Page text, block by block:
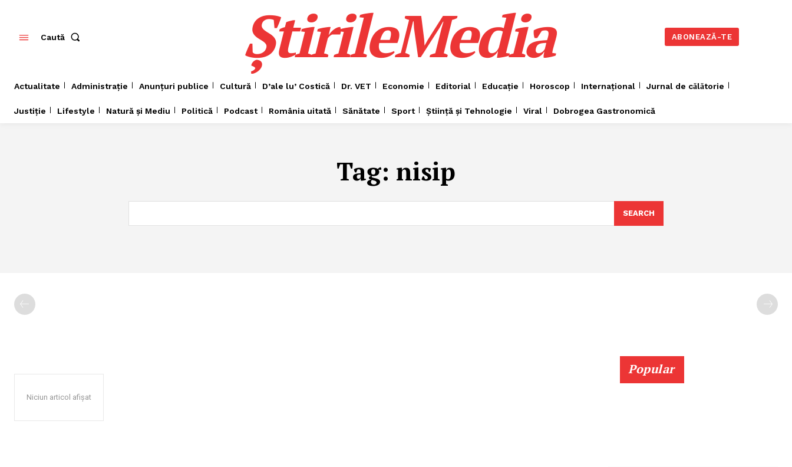
Caută ȘtirileMedia ABONEAZĂ-TE
Actualitate Administrație Anunțuri publice Cultură D’ale lu’ Costică Dr. VET Economie Editorial Educație Horoscop Internațional Jurnal de cǎlǎtorie
Justiție Lifestyle Natură și Mediu Politică Podcast România uitată Sănătate Sport Știință și Tehnologie Viral Dobrogea Gastronomică
Tag: nisip
SEARCH
Niciun articol afișat
Popular